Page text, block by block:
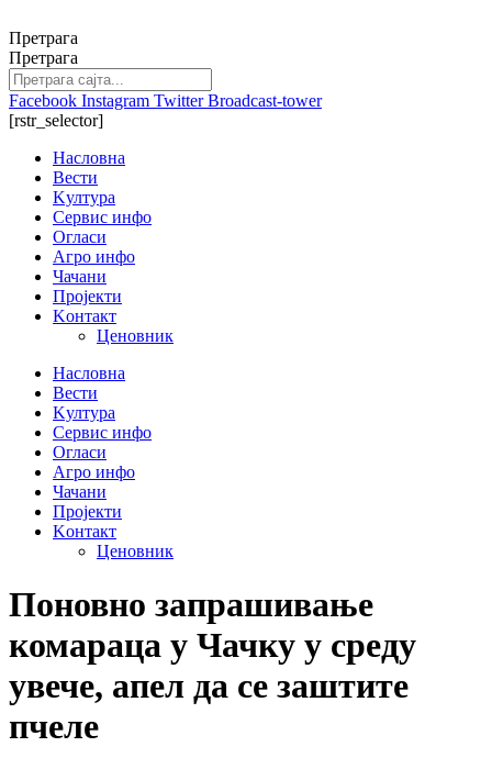
на
садржај
Претрага
Претрага
Facebook Instagram Twitter Broadcast-tower
[rstr_selector]
Насловна
Вести
Kултура
Сервис инфо
Огласи
Агро инфо
Чачани
Пројекти
Kонтакт
Ценовник
Насловна
Вести
Kултура
Сервис инфо
Огласи
Агро инфо
Чачани
Пројекти
Kонтакт
Ценовник
Поновно запрашивање
комараца у Чачку у среду
увече, апел да се заштите
пчеле